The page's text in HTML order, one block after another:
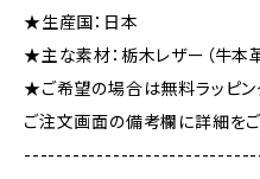
★生産国：日本
★主な素材：栃木レザー（牛本革
★ご希望の場合は無料ラッピン
ご注文画面の備考欄に詳細をご